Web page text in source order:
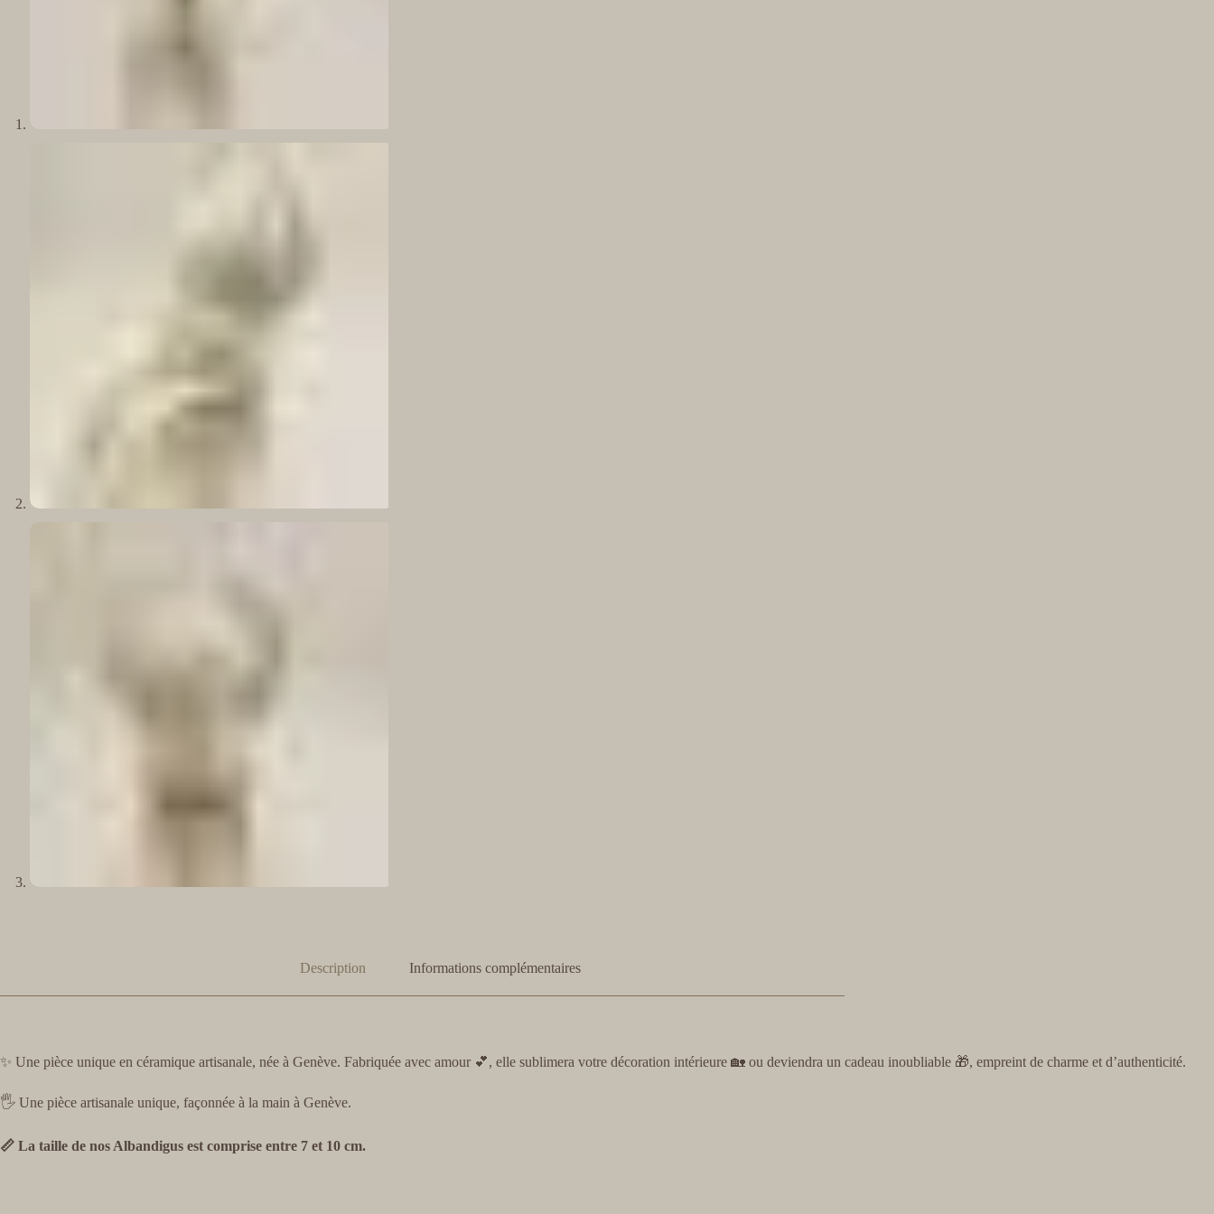
Description Informations complémentaires
✨ Une pièce unique en céramique artisanale, née à Genève. Fabriquée avec amour 💕, elle sublimera votre décoration intérieure 🏡 ou deviendra un cadeau inoubliable 🎁, empreint de charme et d’authenticité.
🖐️ Une pièce artisanale unique, façonnée à la main à Genève.
📏 La taille de nos Albandigus est comprise entre 7 et 10 cm.